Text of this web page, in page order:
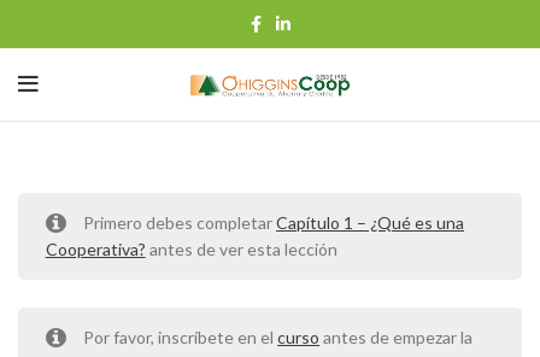
Primero debes completarCapítulo 1 – ¿Qué es una
Cooperativa? antes de ver esta lección
Por favor, inscríbete en elcurso antes de empezar la